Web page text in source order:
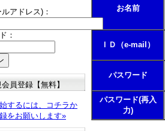
お名前
ＩＤ（e-mail）
パスワード
パスワード(再入
力)
ルアドレス)：
：
員登録【無料】
するには、コチラか
をお願いします»